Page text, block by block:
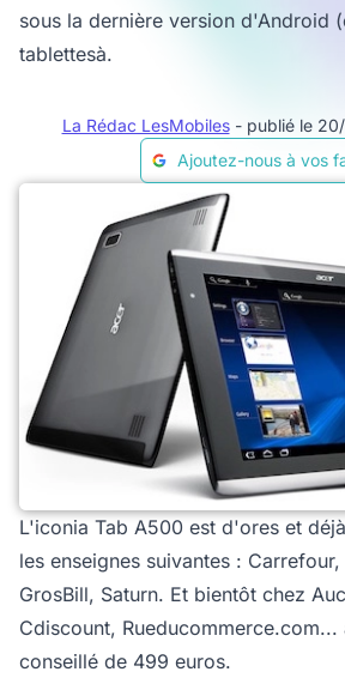
sous la dernière version d'Android
tablettesà.
La Rédac LesMobiles - publié le
Ajoutez-nous à vos
L'iconia Tab A500 est d'ores et
les enseignes suivantes :
GrosBill, Saturn. Et bientôt chez
Cdiscount,
conseillé de 499 euros.